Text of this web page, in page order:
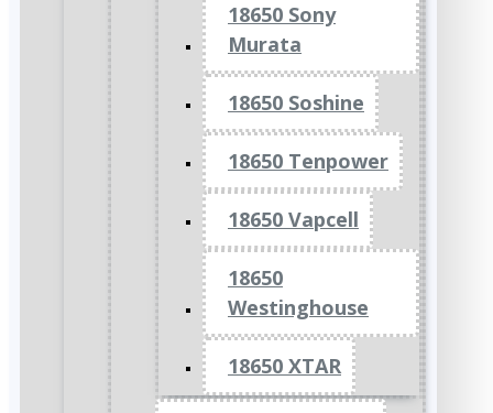
18650 Sony
Murata
18650 Soshine
18650 Tenpower
18650 Vapcell
18650
Westinghouse
18650 XTAR